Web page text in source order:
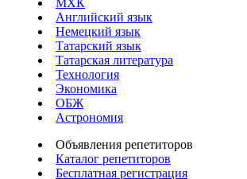
Английский язык
Немецкий язык
Татарский язык
Татарская литература
Технология
Экономика
ОБЖ
Астрономия
Объявления репетиторов
Каталог репетиторов
Бесплатная регистрация